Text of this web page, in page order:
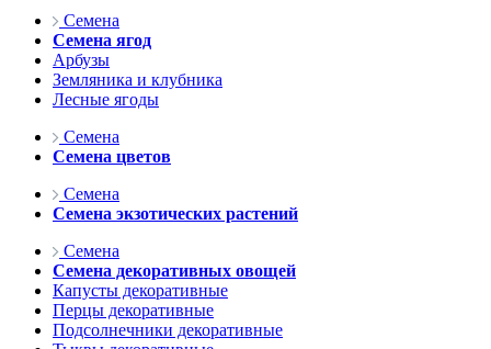
Семена
Семена ягод
Арбузы
Земляника и клубника
Лесные ягоды
Семена
Семена цветов
Семена
Семена экзотических растений
Семена
Семена декоративных овощей
Капусты декоративные
Перцы декоративные
Подсолнечники декоративные